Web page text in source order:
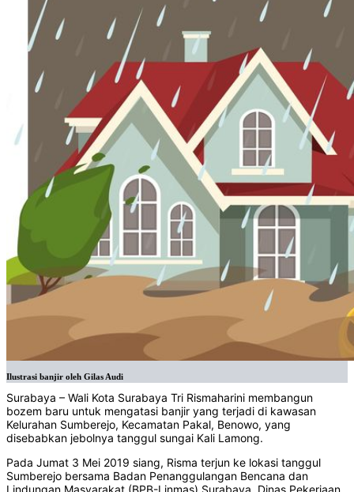
Ilustrasi banjir oleh Gilas Audi
Surabaya – Wali Kota Surabaya Tri Rismaharini membangun
bozem baru untuk mengatasi banjir yang terjadi di kawasan
Kelurahan Sumberejo, Kecamatan Pakal, Benowo, yang
disebabkan jebolnya tanggul sungai Kali Lamong.
Pada Jumat 3 Mei 2019 siang, Risma terjun ke lokasi tanggul
Sumberejo bersama Badan Penanggulangan Bencana dan
Lindungan Masyarakat (BPB-Linmas) Surabaya, Dinas Pekerjaan